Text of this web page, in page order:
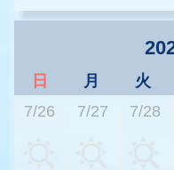
日 月 火
7/26
7/27 7/28